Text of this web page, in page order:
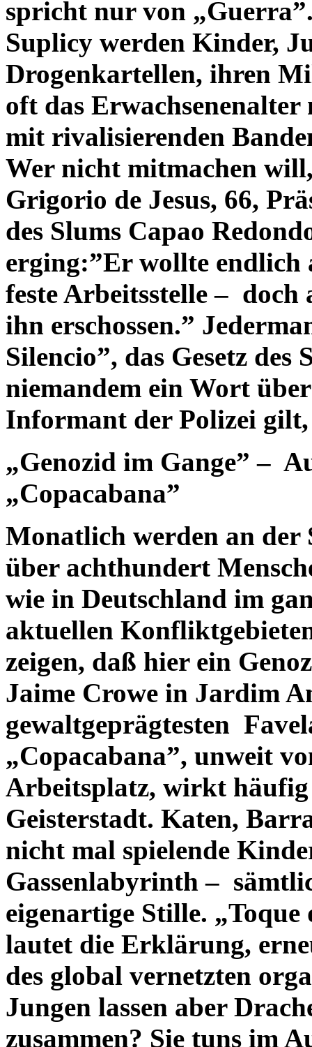
spricht nur von
Suplicy werden Kinder,
Drogenkartellen, ihren
oft das
mit rivalisierenden
Wer nicht mitmachen
Grigorio de Jesus, 66,
des Slums Capao
erging:”Er wollte endlich
feste Arbeitsstelle – doch
ihn erschossen.”
Silencio”, das Gesetz des
niemandem ein Wort
Informant der Polizei
„Genozid im Gange” –
„Copacabana”
Monatlich werden an der
über achthundert
wie in Deutschland im
aktuellen
zeigen, daß hier ein
Jaime Crowe in Jardim
gewaltgeprägtesten
„Copacabana”, unweit
Arbeitsplatz, wirkt häufig
Geisterstadt. Katen,
nicht mal spielende
Gassenlabyrinth –
eigenartige Stille. „Toque
lautet die Erklärung,
des global vernetzten
Jungen lassen aber
zusammen? Sie tuns im